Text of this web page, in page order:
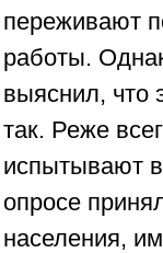
переживают
работы.
выяснил, что
так. Реже
испытывают
опросе
населения,